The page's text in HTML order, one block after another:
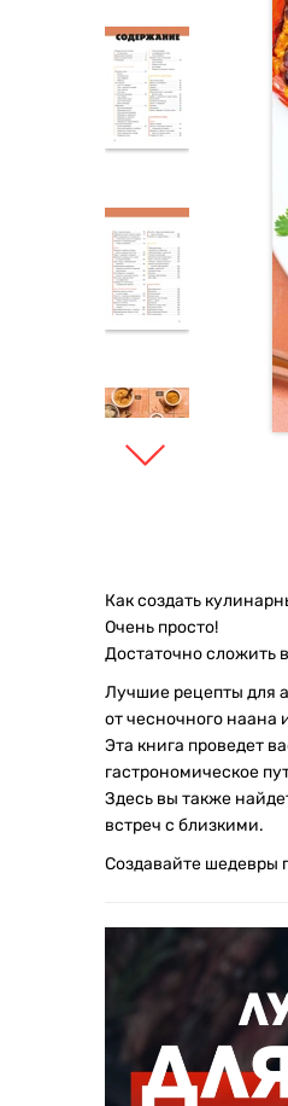
Как создать
Очень просто!
Достаточно сложить
Лучшие рецепты для
от чесночного наана
Эта книга проведет
гастрономическое
Здесь вы также
встреч с близкими.
Создавайте шедевры